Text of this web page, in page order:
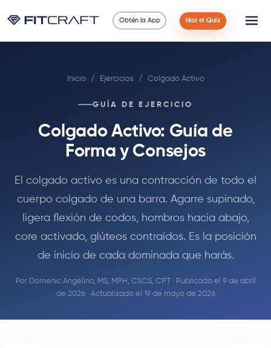
Obtén la App Haz el Quiz
Ejercicios
Blog
Inicio / Ejercicios / Colgado Activo
GUÍA DE EJERCICIO
Colgado Activo: Guía de
Forma y Consejos
El colgado activo es una contracción de todo el
cuerpo colgado de una barra. Agarre supinado,
ligera flexión de codos, hombros hacia abajo,
core activado, glúteos contraídos. Es la posición
de inicio de cada dominada que harás.
Por Domenic Angelino, MS, MPH, CSCS, CPT· Publicado el 9 de abril
de 2026 · Actualizado el 19 de mayo de 2026